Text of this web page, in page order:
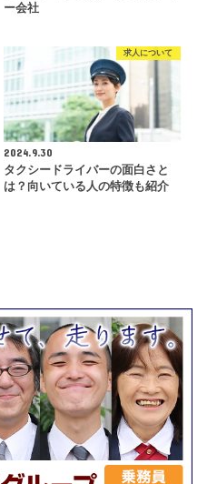
ー会社
求人について
2024.9.30
タクシードライバーの面白さと
は？向いている人の特徴も紹介